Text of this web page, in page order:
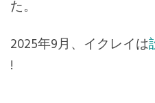
た。
2025年9月、イクレイは
!